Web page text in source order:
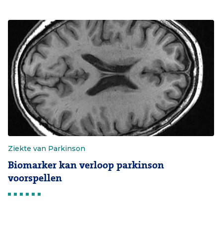
Ziekte van Parkinson
Biomarker kan verloop parkinson
voorspellen